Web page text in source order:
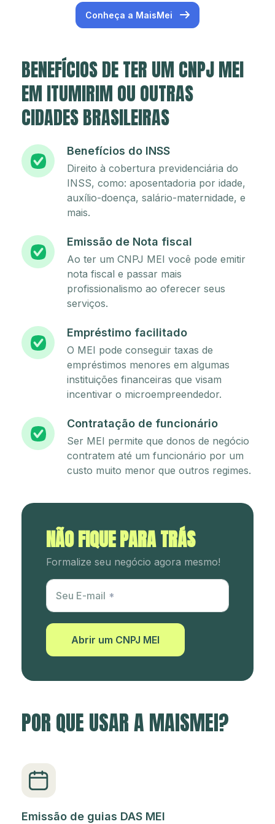
Conheça a MaisMei
BENEFÍCIOS DE TER UM CNPJ MEI
EM ITUMIRIM OU OUTRAS
CIDADES BRASILEIRAS
Benefícios do INSS
Direito à cobertura previdenciária do
INSS, como: aposentadoria por idade,
auxílio-doença, salário-maternidade, e
mais.
Emissão de Nota fiscal
Ao ter um CNPJ MEI você pode emitir
nota fiscal e passar mais
profissionalismo ao oferecer seus
serviços.
Empréstimo facilitado
O MEI pode conseguir taxas de
empréstimos menores em algumas
instituições financeiras que visam
incentivar o microempreendedor.
Contratação de funcionário
Ser MEI permite que donos de negócio
contratem até um funcionário por um
custo muito menor que outros regimes.
NÃO FIQUE PARA TRÁS
Formalize seu negócio agora mesmo!
Utm Content
Seu E-mail
Abrir um CNPJ MEI
POR QUE USAR A MAISMEI?
Emissão de guias DAS MEI